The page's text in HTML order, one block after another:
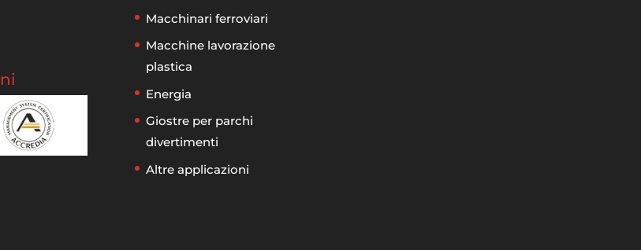
Macchinari ferroviari
Macchine lavorazione
plastica
Energia
Giostre per parchi
divertimenti
Altre applicazioni